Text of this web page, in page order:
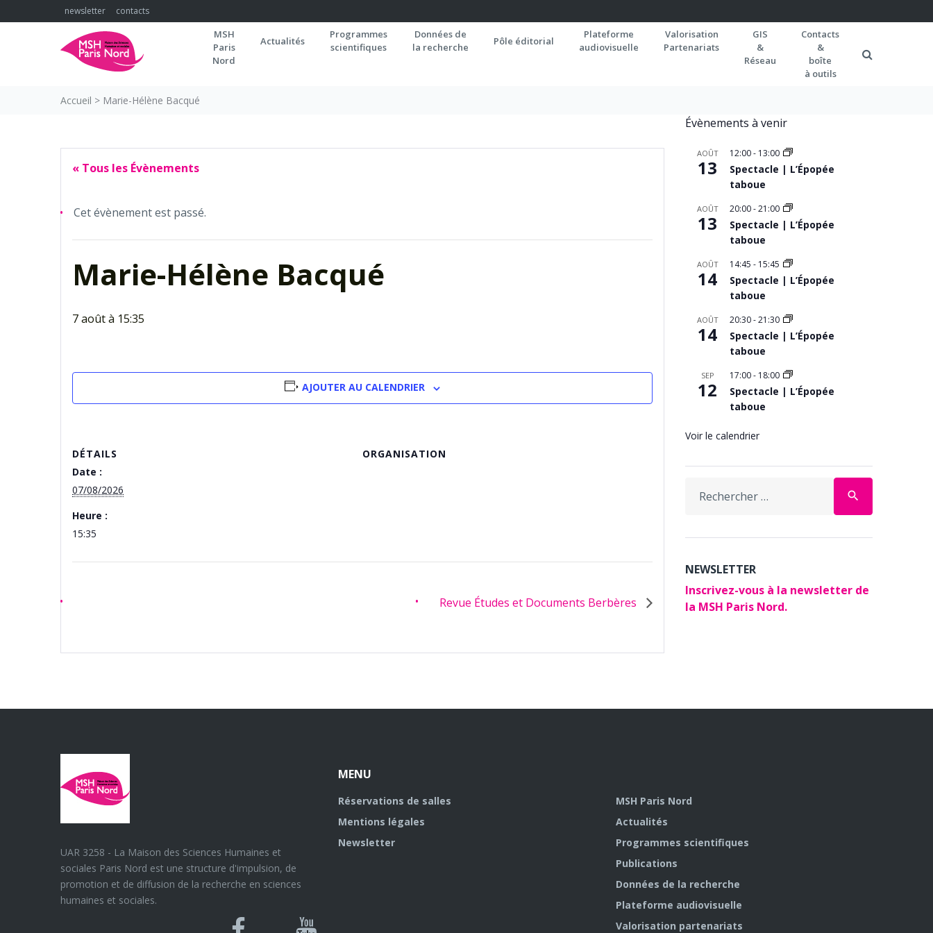
to
newsletter contacts
MSH
Paris
Nord
Actualités
Programmes
scientifiques
Données de
la recherche
Pôle éditorial
Plateforme
audiovisuelle
Valorisation
Partenariats
GIS
&
Réseau
Contacts
&
boîte
à outils
Accueil > Marie-Hélène Bacqué
« Tous les Évènements
Cet évènement est passé.
Marie-Hélène Bacqué
7 août à 15:35
AJOUTER AU CALENDRIER
DÉTAILS
Date :
07/08/2026
Heure :
15:35
ORGANISATION
Revue Études et Documents Berbères
Évènements à venir
AOÛT
13
12:00- 13:00
Spectacle | L’Épopée
taboue
AOÛT
13
20:00-21:00
Spectacle | L’Épopée
taboue
AOÛT
14
14:45 - 15:45
Spectacle | L’Épopée
taboue
AOÛT
14
20:30-21:30
Spectacle | L’Épopée
taboue
SEP
12
17:00- 18:00
Spectacle | L’Épopée
taboue
Voir le calendrier
for:
search
NEWSLETTER
Inscrivez-vous à la newsletter de
la MSH Paris Nord.
UAR 3258 - La Maison des Sciences Humaines et
sociales Paris Nord est une structure d'impulsion, de
promotion et de diffusion de la recherche en sciences
humaines et sociales.
MENU
Réservations de salles
Mentions légales
Newsletter
MSH Paris Nord
Actualités
Programmes scientifiques
Publications
Données de la recherche
Plateforme audiovisuelle
Valorisation partenariats